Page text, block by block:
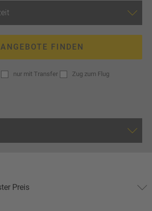
ANGEBOTE FINDEN
nur mit Transfer
Zug zum Flug